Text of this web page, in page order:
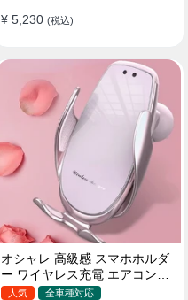
イヤレス充電 スマホホルダー
¥ 5,230 (税込)
オシャレ 高級感 スマホホルダ
ー ワイヤレス充電 エアコン吹
き出し口/ 吸盤タイプ 女性
人気 全車種対応